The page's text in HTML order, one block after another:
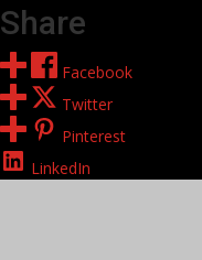
Share
Facebook
Twitter
Pinterest
LinkedIn